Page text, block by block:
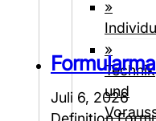
»
»
Technik
und
Juli 6, 2026